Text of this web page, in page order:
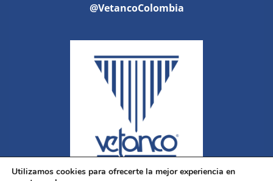
@VetancoColombia
Utilizamos cookies para ofrecerte la mejor experiencia en